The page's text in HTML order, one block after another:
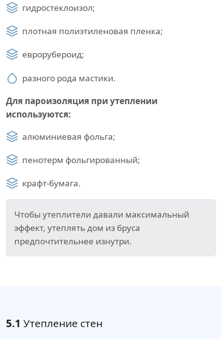
гидростеклоизол;
плотная полиэтиленовая пленка;
еврорубероид;
разного рода мастики.
Для пароизоляция при утеплении
используются:
алюминиевая фольга;
пенотерм фольгированный;
крафт-бумага.
Чтобы утеплители давали максимальный
эффект, утеплять дом из бруса
предпочтительнее изнутри.
5.1 Утепление стен